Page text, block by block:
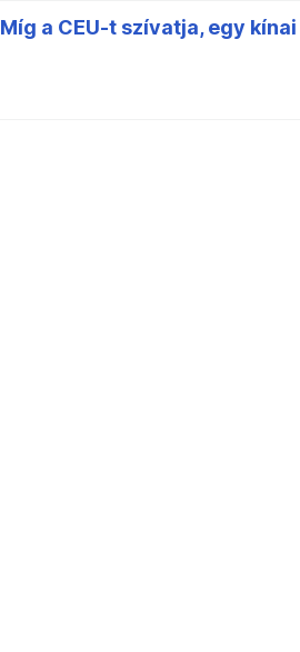
Míg a CEU-t szívatja, egy